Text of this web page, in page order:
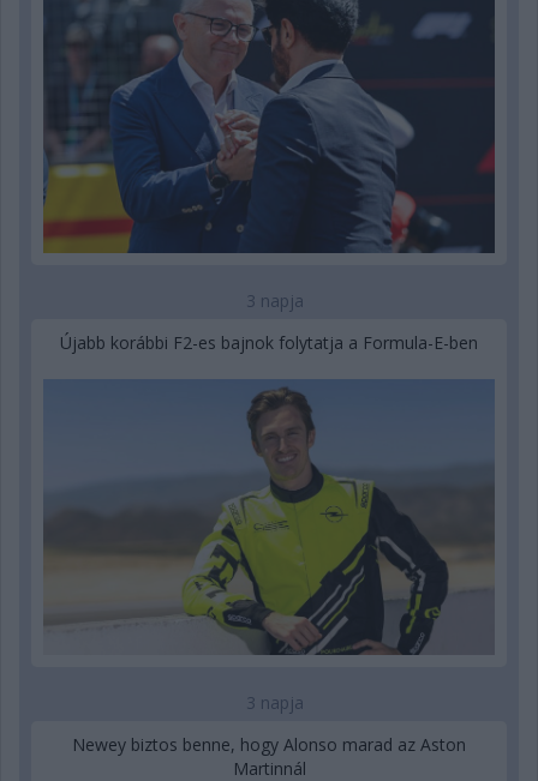
3 napja
Újabb korábbi F2-es bajnok folytatja a Formula-E-ben
3 napja
Newey biztos benne, hogy Alonso marad az Aston
Martinnál